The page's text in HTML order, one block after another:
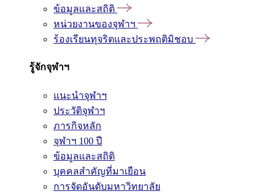
ข้อมูลและสถิติ
หน่วยงานของจุฬาฯ
ร้องเรียนทุจริตและประพฤติมิชอบ
รู้จักจุฬาฯ
แนะนำจุฬาฯ
ประวัติจุฬาฯ
ภารกิจหลัก
จุฬาฯ 100 ปี
ข้อมูลและสถิติ
บุคคลสำคัญที่มาเยือน
การจัดอันดับมหาวิทยาลัย